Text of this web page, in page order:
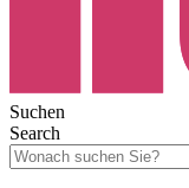
Suchen
Search